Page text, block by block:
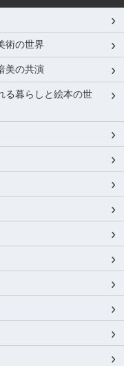
術の世界
美の共演
暮らしと絵本の世